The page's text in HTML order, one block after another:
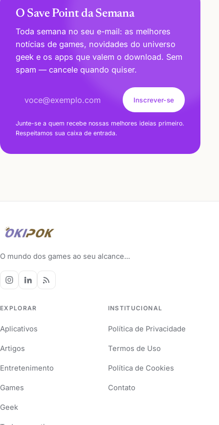
O Save Point da Semana
Toda semana no seu e-mail: as melhores
notícias de games, novidades do universo
geek e os apps que valem o download. Sem
spam — cancele quando quiser.
Inscrever-se
Junte-se a quem recebe nossas melhores ideias primeiro.
Respeitamos sua caixa de entrada.
O mundo dos games ao seu alcance...
EXPLORAR
Aplicativos
Artigos
Entretenimento
Games
Geek
INSTITUCIONAL
Política de Privacidade
Termos de Uso
Política de Cookies
Contato